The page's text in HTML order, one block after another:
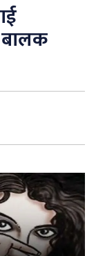
बालक